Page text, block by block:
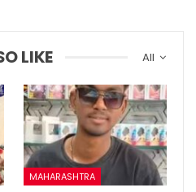
All
LIKE
MAHARASHTRA